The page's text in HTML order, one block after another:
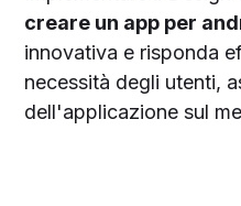
creare un app per
innovativa e risponda
necessità degli utenti,
dell'applicazione sul